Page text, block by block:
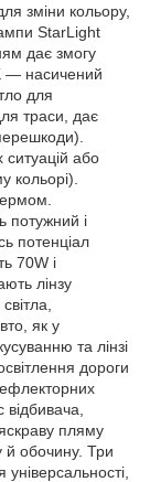
зміни кольору,
StarLight
дає змогу
— насичений
для
траси, дає
або
кольорі).
потужний і
потенціал
70W і
лінзу
як у
та лінзі
дороги
пляму
й обочину. Три